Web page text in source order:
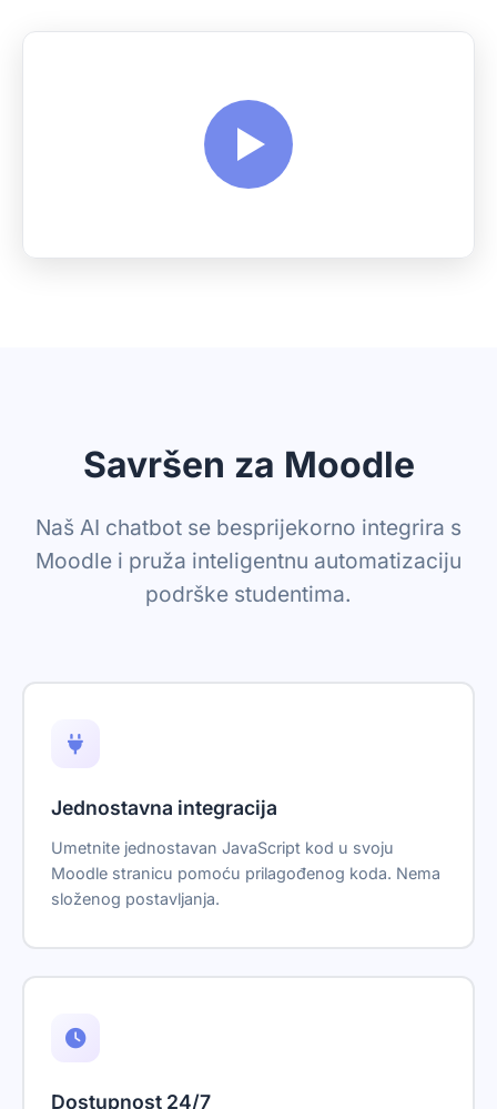
Savršen za Moodle
Naš AI chatbot se besprijekorno integrira s
Moodle i pruža inteligentnu automatizaciju
podrške studentima.
Jednostavna integracija
Umetnite jednostavan JavaScript kod u svoju
Moodle stranicu pomoću prilagođenog koda. Nema
složenog postavljanja.
Dostupnost 24/7